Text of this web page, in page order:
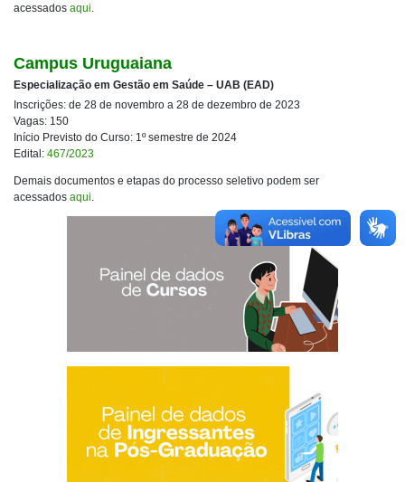
acessados aqui.
Campus Uruguaiana
Especialização em Gestão em Saúde – UAB (EAD)
Inscrições: de 28 de novembro a 28 de dezembro de 2023
Vagas: 150
Início Previsto do Curso: 1º semestre de 2024
Edital: 467/2023
Demais documentos e etapas do processo seletivo podem ser
acessados aqui.